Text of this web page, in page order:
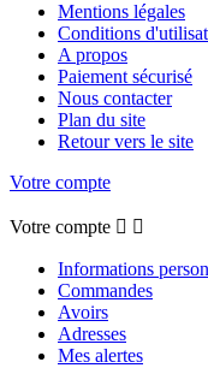
Mentions légales
Conditions
A propos
Paiement sécurisé
Nous contacter
Plan du site
Retour vers le site
Votre compte
Votre compte  
Informations
Commandes
Avoirs
Adresses
Mes alertes